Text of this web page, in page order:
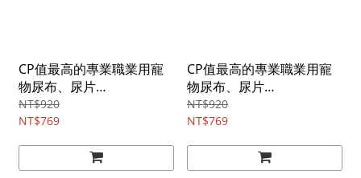
CP值最高的專業職業用寵
物尿布、尿片
墊/30x45cm(100入)*4包組
NT$920
NT$769
CP值最高的專業職業用寵
物尿布、尿片
墊/45x60cm(50入)*4包組
NT$920
NT$769